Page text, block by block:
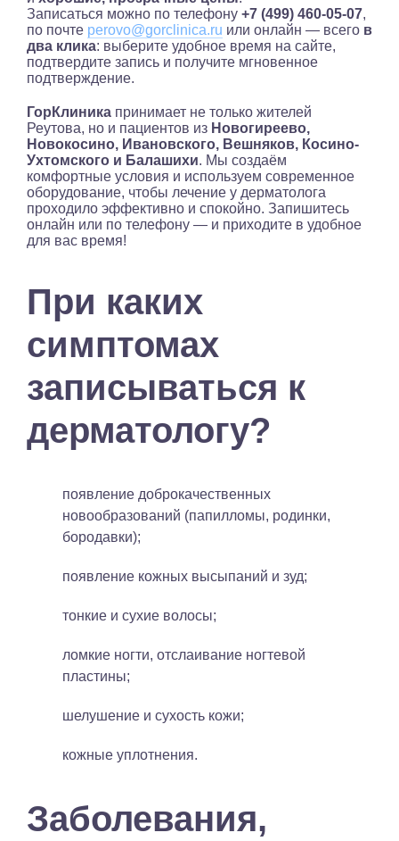
Записаться можно по телефону +7 (499) 460-05-07,
по почте perovo@gorclinica.ru или онлайн — всего в
два клика: выберите удобное время на сайте,
подтвердите запись и получите мгновенное
подтверждение.
ГорКлиника принимает не только жителей
Реутова, но и пациентов из Новогиреево,
Новокосино, Ивановского, Вешняков, Косино-
Ухтомского и Балашихи. Мы создаём
комфортные условия и используем современное
оборудование, чтобы лечение у дерматолога
проходило эффективно и спокойно. Запишитесь
онлайн или по телефону — и приходите в удобное
для вас время!
При каких
симптомах
записываться к
дерматологу?
появление доброкачественных
новообразований (папилломы, родинки,
бородавки);
появление кожных высыпаний и зуд;
тонкие и сухие волосы;
ломкие ногти, отслаивание ногтевой
пластины;
шелушение и сухость кожи;
кожные уплотнения.
Заболевания,